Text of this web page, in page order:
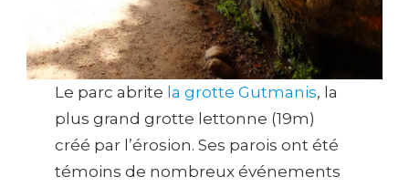
Le parc abrite la grotte Gutmanis, la
plus grand grotte lettonne (19m)
créé par l’érosion. Ses parois ont été
témoins de nombreux événements